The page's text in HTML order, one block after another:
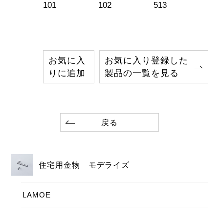
101
102
513
お気に入
りに追加
お気に入り登録した
製品の一覧を見る
戻る
住宅用金物 モデライズ
LAMOE